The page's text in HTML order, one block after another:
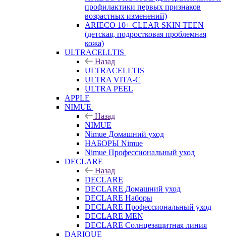
профилактики первых признаков
возрастных изменений)
ARIECO 10+ CLEAR SKIN TEEN
(детская, подростковая проблемная
кожа)
ULTRACELLTIS
Назад
ULTRACELLTIS
ULTRA VITA-C
ULTRA PEEL
APPLE
NIMUE
Назад
NIMUE
Nimue Домашний уход
НАБОРЫ Nimue
Nimue Профессиональный уход
DECLARE
Назад
DECLARE
DECLARE Домашний уход
DECLARE Наборы
DECLARE Профессиональный уход
DECLARE MEN
DECLARE Солнцезащитная линия
DARIQUE